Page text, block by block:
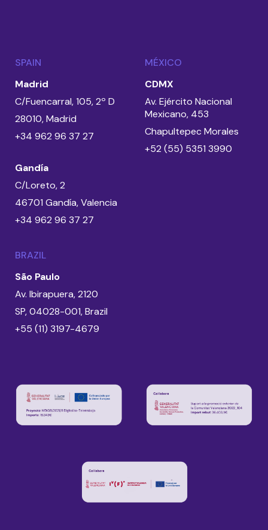
SPAIN
Madrid
C/Fuencarral, 105, 2º D
28010, Madrid
+34 962 96 37 27
Gandía
C/Loreto, 2
46701 Gandía, Valencia
+34 962 96 37 27
MÉXICO
CDMX
Av. Ejército Nacional
Mexicano, 453
Chapultepec Morales
+52 (55) 5351 3990
BRAZIL
São Paulo
Av. Ibirapuera, 2120
SP, 04028-001, Brazil
+55 (11) 3197-4679